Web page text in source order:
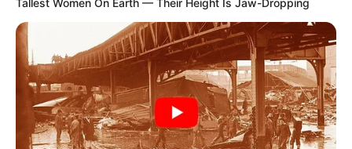
Mute
Baca juga:Biodata, Profil dan Fakta Paphricia Angelin
Tallest Women On Earth — Their Height Is Jaw-Dropping